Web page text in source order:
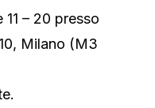
– 20 presso
Milano (M3